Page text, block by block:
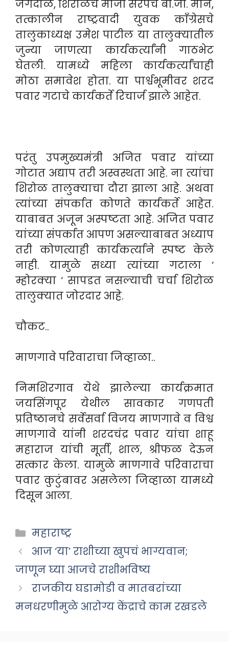
जगदाळे, शिरोळचे माजी सरपंच बी.जी. माने,
तत्कालीन राष्ट्रवादी युवक काँग्रेसचे
तालुकाध्यक्ष उमेश पाटील या तालुक्यातील
जुन्या जाणत्या कार्यकर्त्यांनी गाठभेट
घेतली. यामध्ये महिला कार्यकर्त्यांचाही
मोठा समावेश होता. या पार्श्वभूमीवर शरद
पवार गटाचे कार्यकर्ते रिचार्ज झाले आहेत.
परंतु उपमुख्यमंत्री अजित पवार यांच्या
गोटात अद्याप तरी अस्वस्थता आहे. ना त्यांचा
शिरोळ तालुक्याचा दौरा झाला आहे. अथवा
त्यांच्या संपर्कात कोणते कार्यकर्ते आहेत.
याबाबत अजून अस्पष्टता आहे. अजित पवार
यांच्या संपर्कात आपण असल्याबाबत अध्याप
तरी कोणत्याही कार्यकर्त्याने स्पष्ट केले
नाही. यामुळे सध्या त्यांच्या गटाला ‘
म्होरक्या ‘ सापडत नसल्याची चर्चा शिरोळ
तालुक्यात जोरदार आहे.
चौकट..
माणगावे परिवाराचा जिव्हाळा..
निमशिरगाव येथे झालेल्या कार्यक्रमात
जयसिंगपूर येथील सावकार गणपती
प्रतिष्ठानचे सर्वेसर्वा विजय माणगावे व विश्व
माणगावे यांनी शरदचंद्र पवार यांचा शाहू
महाराज यांची मूर्ती, शाल, श्रीफळ देऊन
सत्कार केला. यामुळे माणगावे परिवाराचा
पवार कुटुंबावर असलेला जिव्हाळा यामध्ये
दिसून आला.
Categories
महाराष्ट्र
आज ‘या’ राशीच्या खुपचं भाग्यवान;
जाणून घ्या आजचे राशीभविष्य
राजकीय घडामोडी व मातबरांच्या
मनधरणीमुळे आरोग्य केंद्राचे काम रखडले